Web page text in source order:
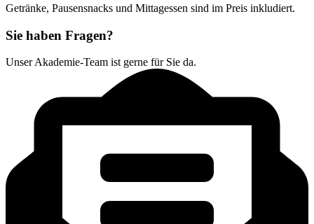
Getränke, Pausensnacks und Mittagessen sind im Preis inkludiert.
Sie haben Fragen?
Unser Akademie-Team ist gerne für Sie da.